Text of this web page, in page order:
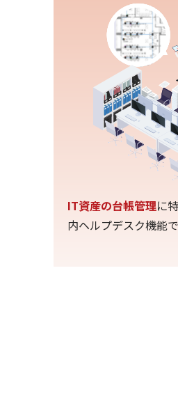
IT資産の台帳管理に
内ヘルプデスク機能